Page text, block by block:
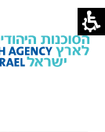
מייקל
ד.
סיגל
הסוכנות